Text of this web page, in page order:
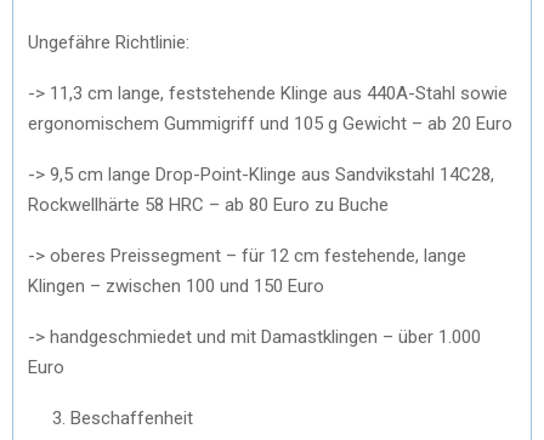
Ungefähre Richtlinie:
-> 11,3 cm lange, feststehende Klinge aus 440A-Stahl sowie
ergonomischem Gummigriff und 105 g Gewicht – ab 20 Euro
-> 9,5 cm lange Drop-Point-Klinge aus Sandvikstahl 14C28,
Rockwellhärte 58 HRC – ab 80 Euro zu Buche
-> oberes Preissegment – für 12 cm festehende, lange
Klingen – zwischen 100 und 150 Euro
-> handgeschmiedet und mit Damastklingen – über 1.000
Euro
Beschaffenheit